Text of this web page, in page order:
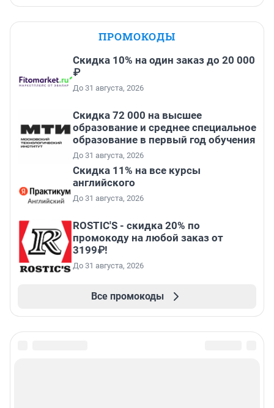
ПРОМОКОДЫ
Скидка 10% на один заказ до 20 000
₽
До 31 августа, 2026
Скидка 72 000 на высшее
образование и среднее специальное
образование в первый год обучения
До 31 августа, 2026
Скидка 11% на все курсы
английского
До 31 августа, 2026
ROSTIC'S - скидка 20% по
промокоду на любой заказ от
3199₽!
До 31 августа, 2026
Все промокоды